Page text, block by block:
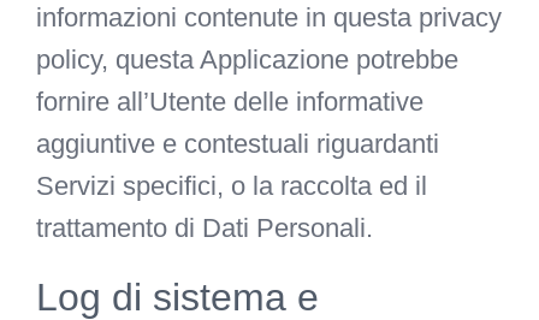
informazioni contenute in questa privacy
policy, questa Applicazione potrebbe
fornire all’Utente delle informative
aggiuntive e contestuali riguardanti
Servizi specifici, o la raccolta ed il
trattamento di Dati Personali.
Log di sistema e